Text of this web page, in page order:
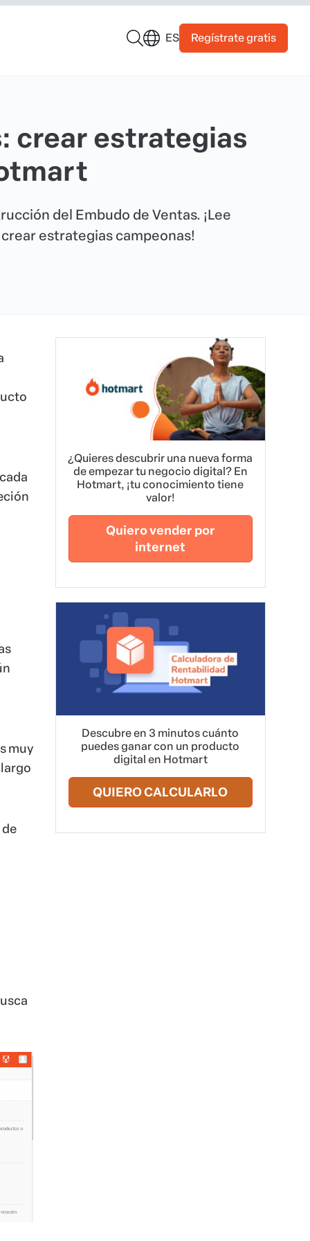
ES Regístrate gratis
crear estrategias
del Embudo de Ventas. ¡Lee
estrategias campeonas!
muy
¿Quieres descubrir una nueva forma
de empezar tu negocio digital? En
Hotmart, ¡tu conocimiento tiene
valor!
Quiero vender por
internet
Descubre en 3 minutos cuánto
puedes ganar con un producto
digital en Hotmart
QUIERO CALCULARLO